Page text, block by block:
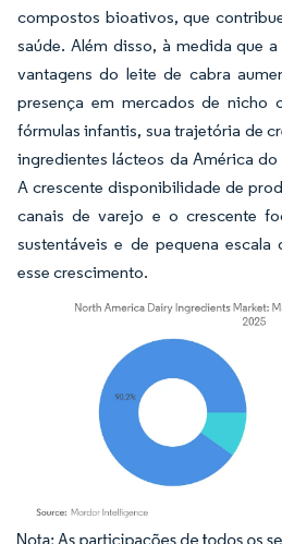
compostos bioativos, que
saúde. Além disso, à medida que
vantagens do leite de cabra
presença em mercados de nicho
fórmulas infantis, sua trajetória de
ingredientes lácteos da América
A crescente disponibilidade de
canais de varejo e o crescente
sustentáveis e de pequena
esse crescimento.